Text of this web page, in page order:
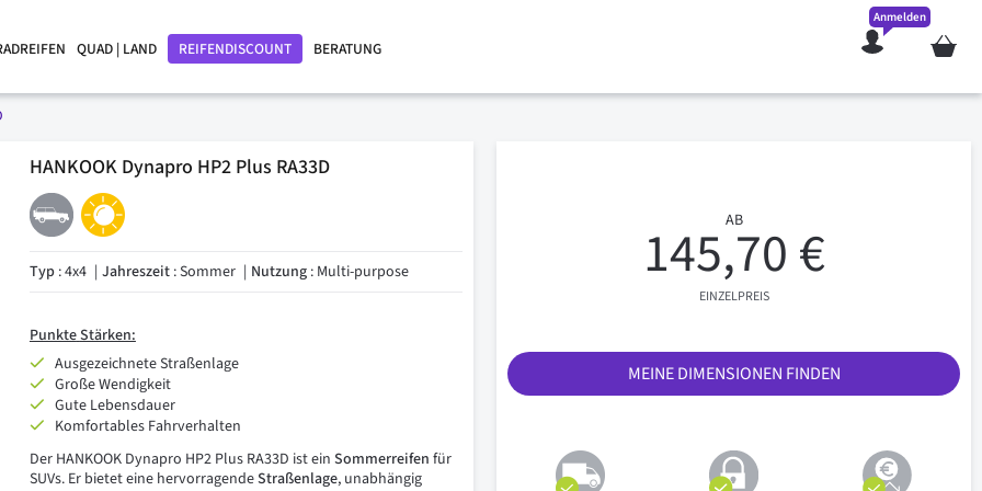
QUAD | LAND REIFENDISCOUNT BERATUNG Mein
Anmelden
HANKOOK Dynapro HP2 Plus RA33D
Typ: 4x4 Jahreszeit: Sommer Nutzung: Multi-purpose
PunkteStärken:
Ausgezeichnete Straßenlage
Große Wendigkeit
Gute Lebensdauer
Komfortables Fahrverhalten
Der HANKOOK Dynapro HP2 Plus RA33D ist ein Sommerreifen für
SUVs. Er bietet eine hervorragendeStraßenlage, unabhängig
AB
145,70 €
EINZELPREIS
MEINE DIMENSIONEN FINDEN